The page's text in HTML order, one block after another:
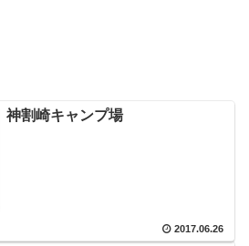
神割崎キャンプ場
2017.06.26